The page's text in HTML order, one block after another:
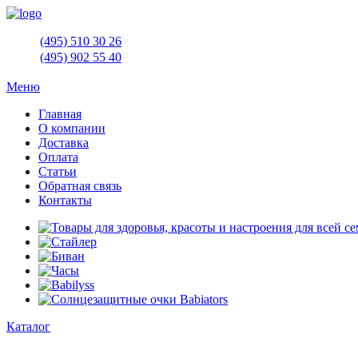
(495) 510 30 26
(495) 902 55 40
Меню
Главная
О компании
Доставка
Оплата
Статьи
Обратная связь
Контакты
Каталог